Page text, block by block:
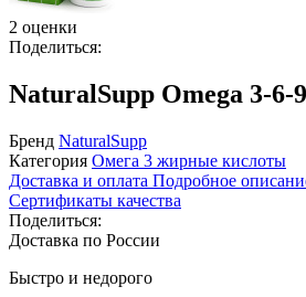
2 оценки
Поделиться:
NaturalSupp Omega 3-6-
Бренд NaturalSupp
Категория Омега 3 жирные кислоты
Доставка и оплата Подробное
Сертификаты качества
Поделиться:
Доставка по России
Быстро и недорого